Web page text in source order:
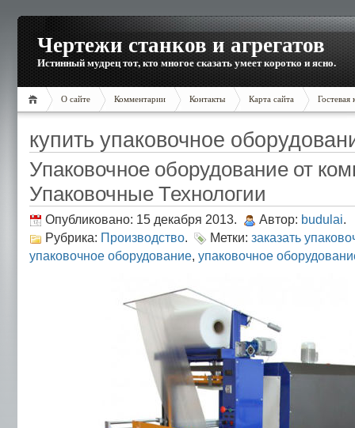
Чертежи станков и агрегатов
Истинный мудрец тот, кто многое сказать умеет коротко и ясно.
О сайте Комментарии Контакты Карта сайта Гостевая
купить упаковочное
Упаковочное оборудование от
Упаковочные Технологии
Опубликовано: 15 декабря 2013. Автор: budulai.
Рубрика: Производство. Метки: заказать
упаковочное оборудование, упаковочное